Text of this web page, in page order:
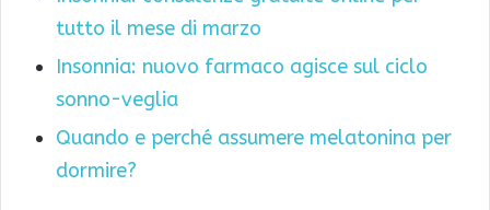
tutto il mese di marzo
Insonnia: nuovo farmaco agisce sul ciclo
sonno-veglia
Quando e perché assumere melatonina per
dormire?